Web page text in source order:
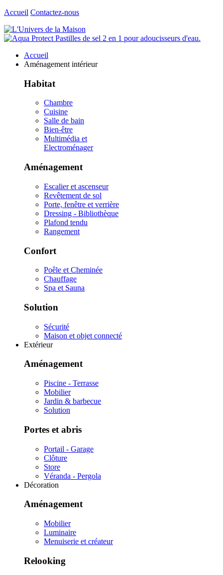
Accueil Contactez-nous
Accueil
Aménagement intérieur
Habitat
Chambre
Cuisine
Salle de bain
Bien-être
Multimédia et
Electroménager
Aménagement
Escalier et ascenseur
Revêtement de sol
Porte, fenêtre et verrière
Dressing - Bibliothèque
Plafond tendu
Rangement
Confort
Poêle et Cheminée
Chauffage
Spa et Sauna
Solution
Sécurité
Maison et objet connecté
Extérieur
Aménagement
Piscine - Terrasse
Mobilier
Jardin & barbecue
Solution
Portes et abris
Portail - Garage
Clôture
Store
Véranda - Pergola
Décoration
Aménagement
Mobilier
Luminaire
Menuiserie et créateur
Relooking